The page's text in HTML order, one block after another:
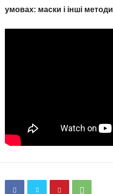
умовах: маски і інші методи